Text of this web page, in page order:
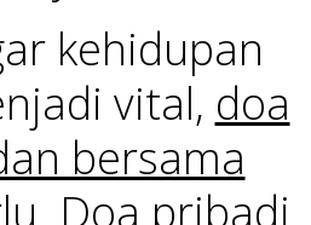
kehidupan
vital, doa
bersama
. Doa pribadi